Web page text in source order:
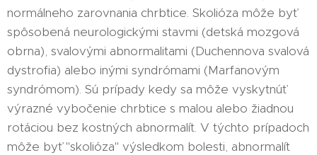
normálneho zarovnania chrbtice. Skolióza môže byť
spôsobená neurologickými stavmi (detská mozgová
obrna), svalovými abnormalitami (Duchennova svalová
dystrofia) alebo inými syndrómami (Marfanovým
syndrómom). Sú prípady kedy sa môže vyskytnúť
výrazné vybočenie chrbtice s malou alebo žiadnou
rotáciou bez kostných abnormalít. V týchto prípadoch
môže byť "skolióza" výsledkom bolesti, abnormalít